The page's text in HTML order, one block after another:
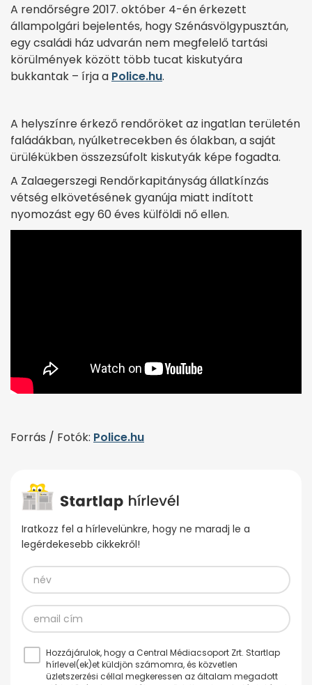
A rendőrségre 2017. október 4-én érkezett
állampolgári bejelentés, hogy Szénásvölgypusztán,
egy családi ház udvarán nem megfelelő tartási
körülmények között több tucat kiskutyára
bukkantak – írja a Police.hu.
A helyszínre érkező rendőröket az ingatlan területén
faládákban, nyúlketrecekben és ólakban, a saját
ürülékükben összezsúfolt kiskutyák képe fogadta.
A Zalaegerszegi Rendőrkapitányság állatkínzás
vétség elkövetésének gyanúja miatt indított
nyomozást egy 60 éves külföldi nő ellen.
Forrás / Fotók: Police.hu
Iratkozz fel a hírlevelünkre, hogy ne maradj le a
legérdekesebb cikkekről!
Hozzájárulok, hogy a Central Médiacsoport Zrt. Startlap
hírlevel(ek)et küldjön számomra, és közvetlen
üzletszerzési céllal megkeressen az általam megadott